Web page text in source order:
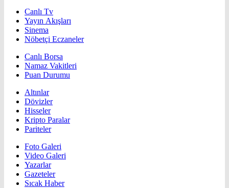
Canlı Tv
Yayın Akışları
Sinema
Nöbetçi Eczaneler
Canlı Borsa
Namaz Vakitleri
Puan Durumu
Altınlar
Dövizler
Hisseler
Kripto Paralar
Pariteler
Foto Galeri
Video Galeri
Yazarlar
Gazeteler
Sıcak Haber